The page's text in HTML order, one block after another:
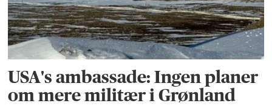
USA's ambassade: Ingen planer
om mere militær i Grønland